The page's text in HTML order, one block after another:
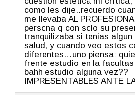
como les dije..recuerdo
me llevaba AL
persona q con solo su
tranquilizaba si tenias algun
salud, y cuando veo estos
diferentes…uno piensa:
frente estudio en la
bahh estudio alguna vez??
IMPRESENTABLES ANTE